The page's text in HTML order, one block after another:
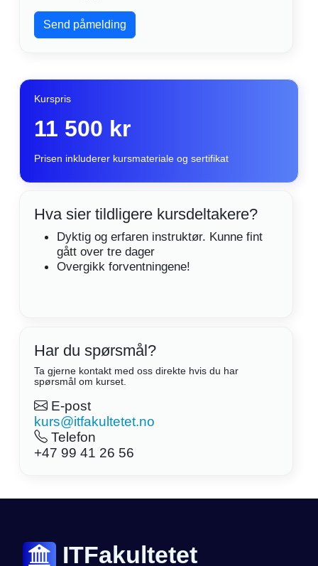
Send påmelding
Kurspris
11 500 kr
Prisen inkluderer kursmateriale og sertifikat
Hva sier tildligere kursdeltakere?
Dyktig og erfaren instruktør. Kunne fint
gått over tre dager
Overgikk forventningene!
Har du spørsmål?
Ta gjerne kontakt med oss direkte hvis du har
spørsmål om kurset.
E-post
kurs@itfakultetet.no
Telefon
+47 99 41 26 56
ITFakultetet